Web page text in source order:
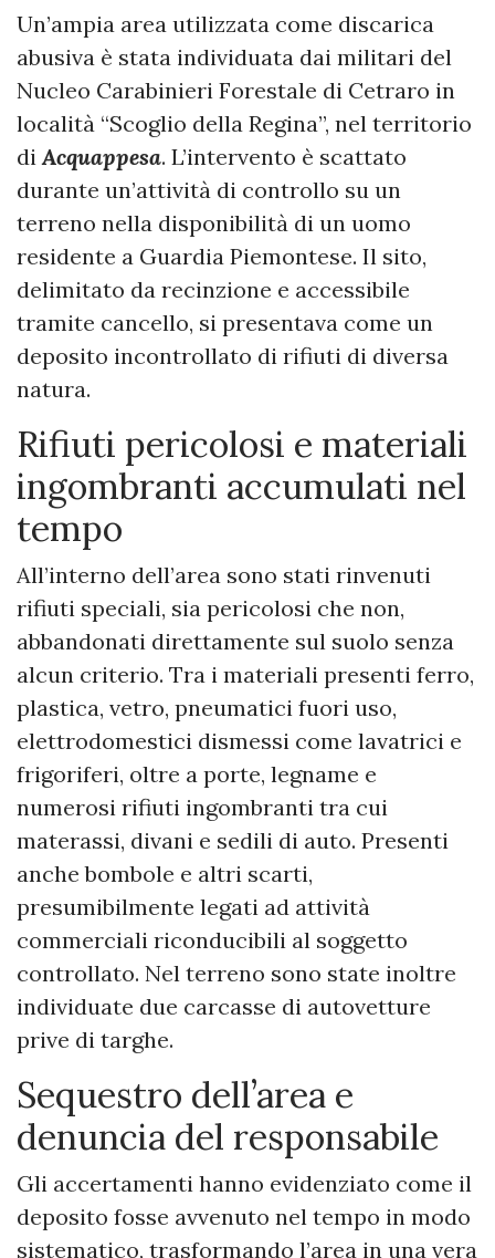
Un’ampia area utilizzata come discarica
abusiva è stata individuata dai militari del
Nucleo Carabinieri Forestale di Cetraro in
località “Scoglio della Regina”, nel territorio
diAcquappesa. L’intervento è scattato
durante un’attività di controllo su un
terreno nella disponibilità di un uomo
residente a Guardia Piemontese. Il sito,
delimitato da recinzione e accessibile
tramite cancello, si presentava come un
deposito incontrollato di rifiuti di diversa
natura.
Rifiuti pericolosi e materiali
ingombranti accumulati nel
tempo
All’interno dell’area sono stati rinvenuti
rifiuti speciali, sia pericolosi che non,
abbandonati direttamente sul suolo senza
alcun criterio. Tra i materiali presenti ferro,
plastica, vetro, pneumatici fuori uso,
elettrodomestici dismessi come lavatrici e
frigoriferi, oltre a porte, legname e
numerosi rifiuti ingombranti tra cui
materassi, divani e sedili di auto. Presenti
anche bombole e altri scarti,
presumibilmente legati ad attività
commerciali riconducibili al soggetto
controllato. Nel terreno sono state inoltre
individuate due carcasse di autovetture
prive di targhe.
Sequestro dell’area e
denuncia del responsabile
Gli accertamenti hanno evidenziato come il
deposito fosse avvenuto nel tempo in modo
sistematico, trasformando l’area in una vera